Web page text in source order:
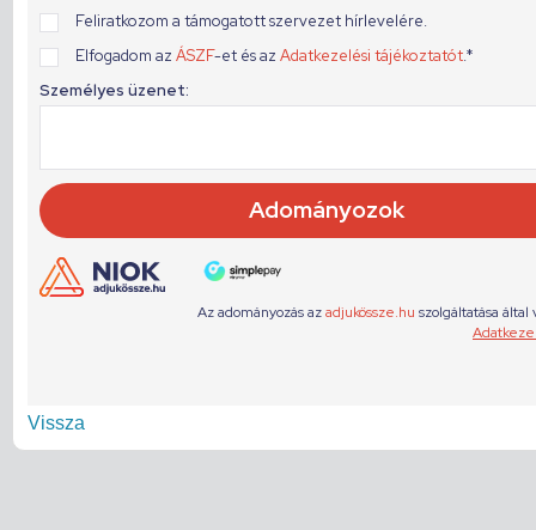
Vissza